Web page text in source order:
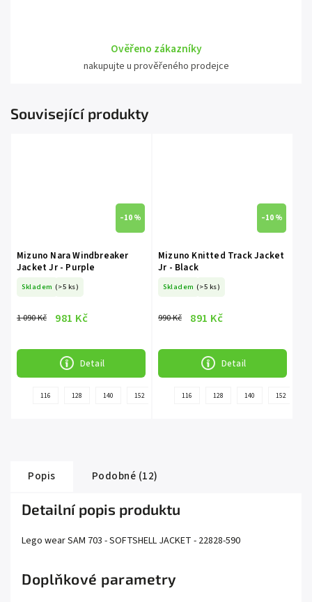
Ověřeno zákazníky
nakupujte u prověřeného prodejce
Související produkty
–10 %
Mizuno Nara Windbreaker
Jacket Jr - Purple
Skladem (>5 ks)
1 090 Kč 981 Kč
Detail
116 128 140 152
–10 %
Mizuno Knitted Track Jacket
Jr - Black
Skladem (>5 ks)
990 Kč 891 Kč
Detail
116 128 140 152
Popis Podobné (12)
Detailní popis produktu
Lego wear SAM 703 - SOFTSHELL JACKET - 22828-590
Doplňkové parametry